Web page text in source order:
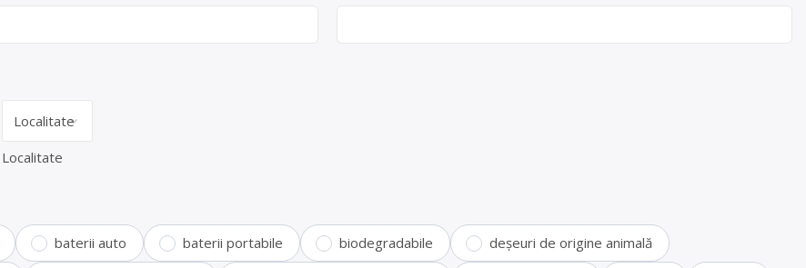
Localitate
baterii auto baterii portabile biodegradabile deșeuri de origine animală